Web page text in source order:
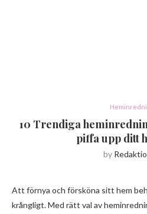
10 Trendiga
piffa upp ditt
by
Att förnya och försköna sitt hem
krångligt. Med rätt val av